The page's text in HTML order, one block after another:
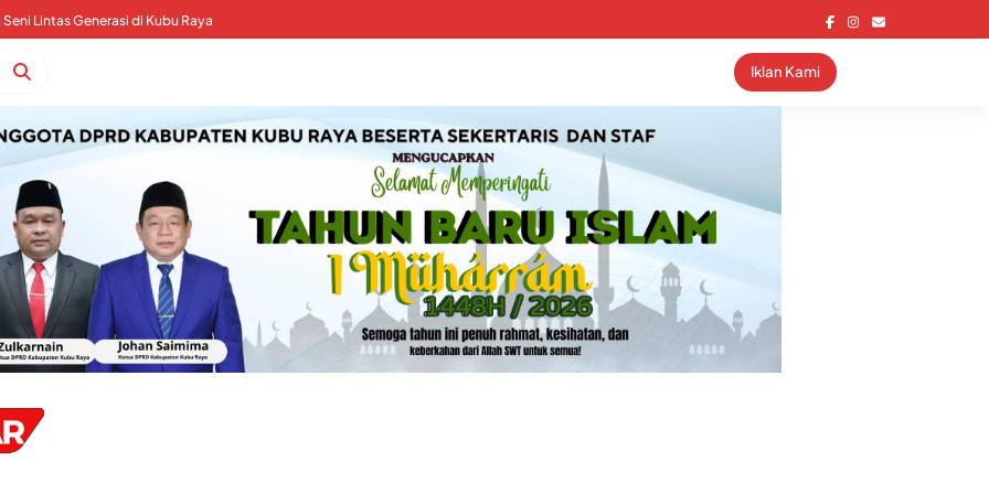
Izin Operasional PT MGN di Aset Sita
Iklan Kami